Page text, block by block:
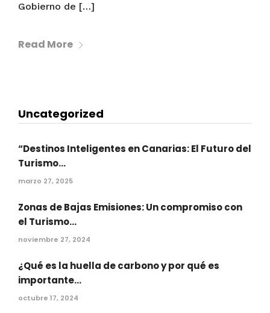
Gobierno de […]
Read More
Uncategorized
“Destinos Inteligentes en Canarias: El Futuro del
Turismo...
marzo 27, 2025
Zonas de Bajas Emisiones: Un compromiso con
el Turismo...
noviembre 27, 2024
¿Qué es la huella de carbono y por qué es
importante...
octubre 17, 2024